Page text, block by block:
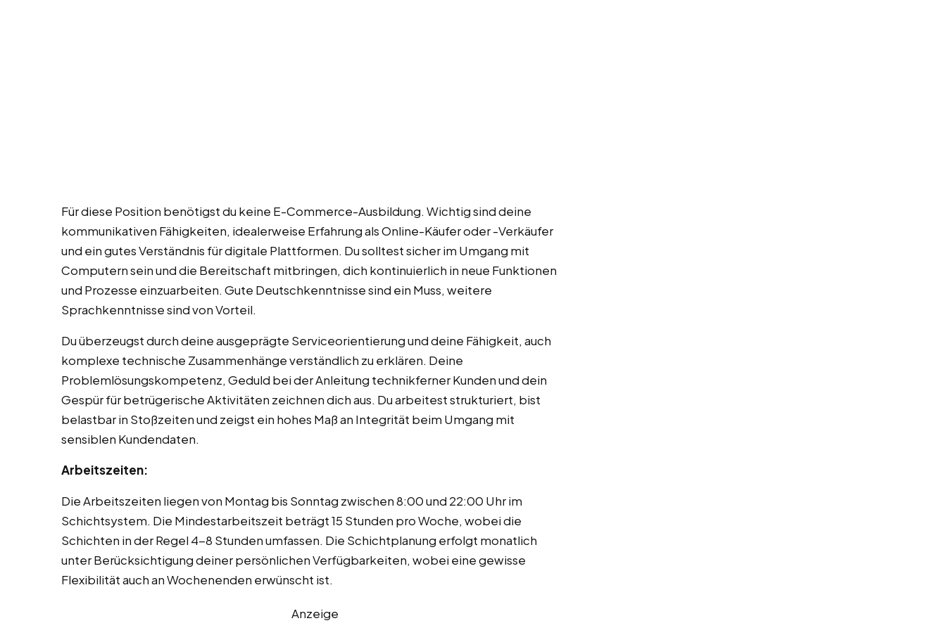
Für diese Position benötigst du keine E-Commerce-Ausbildung. Wichtig sind deine
kommunikativen Fähigkeiten, idealerweise Erfahrung als Online-Käufer oder -Verkäufer
und ein gutes Verständnis für digitale Plattformen. Du solltest sicher im Umgang mit
Computern sein und die Bereitschaft mitbringen, dich kontinuierlich in neue Funktionen
und Prozesse einzuarbeiten. Gute Deutschkenntnisse sind ein Muss, weitere
Sprachkenntnisse sind von Vorteil.
Du überzeugst durch deine ausgeprägte Serviceorientierung und deine Fähigkeit, auch
komplexe technische Zusammenhänge verständlich zu erklären. Deine
Problemlösungskompetenz, Geduld bei der Anleitung technikferner Kunden und dein
Gespür für betrügerische Aktivitäten zeichnen dich aus. Du arbeitest strukturiert, bist
belastbar in Stoßzeiten und zeigst ein hohes Maß an Integrität beim Umgang mit
sensiblen Kundendaten.
Arbeitszeiten:
Die Arbeitszeiten liegen von Montag bis Sonntag zwischen 8:00 und 22:00 Uhr im
Schichtsystem. Die Mindestarbeitszeit beträgt 15 Stunden pro Woche, wobei die
Schichten in der Regel 4-8 Stunden umfassen. Die Schichtplanung erfolgt monatlich
unter Berücksichtigung deiner persönlichen Verfügbarkeiten, wobei eine gewisse
Flexibilität auch an Wochenenden erwünscht ist.
Anzeige